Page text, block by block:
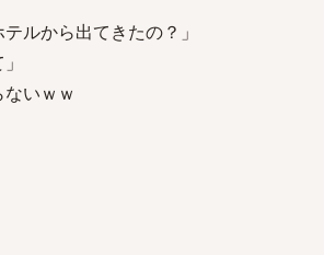
ルから出てきたの？」
いｗｗ